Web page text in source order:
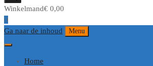
Winkelmand€ 0,00
0
Ga naar de inhoud
Menu
Home